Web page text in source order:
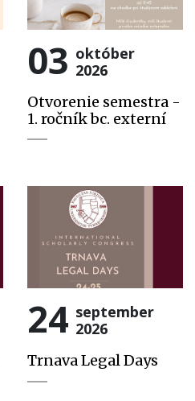
03 október
2026
Otvorenie semestra -
1. ročník bc. externí
24 september
2026
Trnava Legal Days